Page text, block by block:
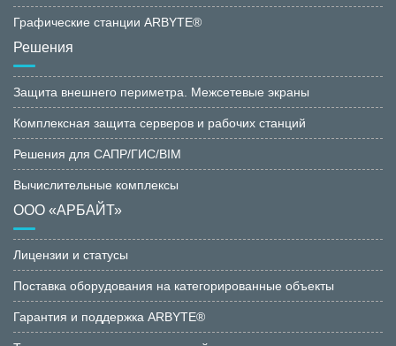
Графические станции ARBYTE®
Решения
Защита внешнего периметра. Межсетевые экраны
Комплексная защита серверов и рабочих станций
Решения для САПР/ГИС/BIM
Вычислительные комплексы
ООО «АРБАЙТ»
Лицензии и статусы
Поставка оборудования на категорированные объекты
Гарантия и поддержка ARBYTE®